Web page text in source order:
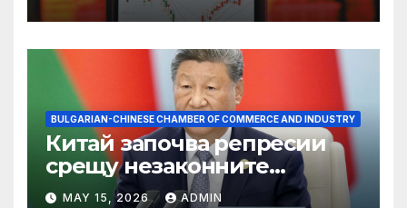
BULGARIAN-CHINESE CHAMBER OF COMMERCE AND INDUSTRY
Китай започва репресии
срещу незаконните
практики в сектора на TCM
MAY 15, 2026 ADMIN